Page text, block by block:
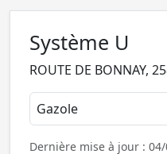
Système U
ROUTE DE BONNAY,
Gazole
Dernière mise à jour :